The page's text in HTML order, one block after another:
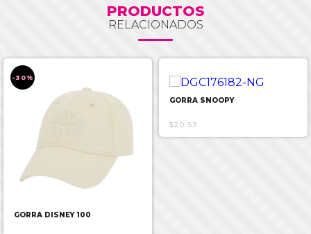
PRODUCTOS
RELACIONADOS
-30%
GORRA DISNEY 100
GORRA SNOOPY
$20.53